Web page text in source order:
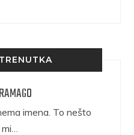
imena. To nešto